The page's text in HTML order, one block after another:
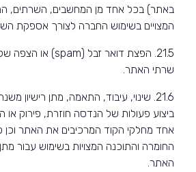
באתר) בכל אחד מן המחשבים, השרתים,
המצויים בשימוש החברה לצורך אספקת
21.5. הפצת דואר זבל ( spam) או הצפה
שרתי האתר.
21.6. שינוי, עיבוד, התאמה, מתן רישיון
ביצוע פעולות של הנדסה חוזרת, פירוק
אחד מחלקי הקוד המרכיבים את האתר וכן
החומרה והתוכנה המצויות בשימוש עבור
האתר.